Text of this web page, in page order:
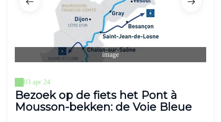
image
03 apr 24
Bezoek op de fiets het Pont à
Mousson-bekken: de Voie Bleue